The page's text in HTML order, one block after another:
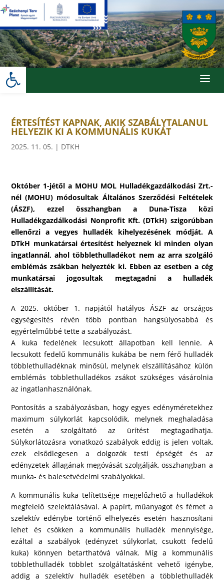
Skip
to
content
Eszköztár megnyitása a
ÉRTESÍTÉST KAPNAK, AKIK SZABÁLYTALANUL
HELYEZIK KI A KOMMUNÁLIS KUKÁT
2025. 11. 05. | DTKH
Október 1-jétől a MOHU MOL Hulladékgazdálkodási Zrt.-
nél (MOHU) módosultak Általános Szerződési Feltételek
(ÁSZF), ezzel összhangban a Duna-Tisza közi
Hulladékgazdálkodási Nonprofit Kft. (DTkH) szigorúbban
ellenőrzi a vegyes hulladék kihelyezésének módját. A
DTkH munkatársai értesítést helyeznek ki minden olyan
ingatlannál, ahol többlethulladékot nem az arra szolgáló
emblémás zsákban helyezték ki. Ebben az esetben a cég
munkatársai jogosultak megtagadni a hulladék
elszállítását.
A 2025. október 1. napjától hatályos ÁSZF az országos
egységesítés révén több pontban hangsúlyosabbá és
egyértelműbbé tette a szabályozást.
A kuka fedelének lecsukott állapotban kell lennie. A
lecsukott fedelű kommunális kukába be nem férő hulladék
többlethulladéknak minősül, melynek elszállításához külön
emblémás többlethulladékos zsákot szükséges vásárolnia
az ingatlanhasználónak.
Pontosítás a szabályozásban, hogy egyes edényméretekhez
maximum súlykorlát kapcsolódik, melynek meghaladása
esetén a szolgáltató az ürítést megtagadhatja.
Súlykorlátozásra vonatkozó szabályok eddig is jelen voltak,
ezek elsődlegesen a dolgozók testi épségét és az
edényzetek állagának megóvását szolgálják, összhangban a
munka- és balesetvédelmi szabályokkal.
A kommunális kuka telítettsége megelőzhető a hulladékok
megfelelő szelektálásával. A papírt, műanyagot és fémet a
szelektív edénybe történő elhelyezés esetén hasznosítani
lehet és csökken a kommunális hulladék mennyisége,
ezáltal a szabályok (edényzet súlykorlat, csukott fedelű
kuka) könnyen betarthatóvá válnak. Míg a kommunális
többlethulladék többlet szolgáltatásként vehető igénybe,
addig a szelektív hulladék esetében a többlethulladék